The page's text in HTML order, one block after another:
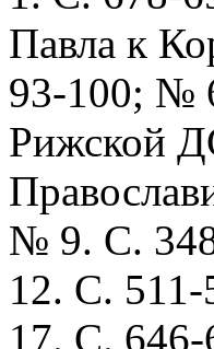
Павла к
93-100; №
Рижской
№ 9. С.
12. С.
17. С.